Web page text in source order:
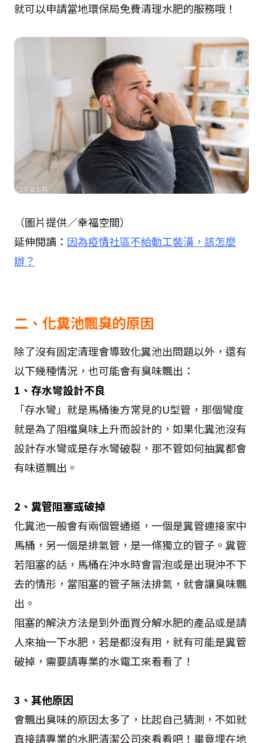
就可以申請當地環保局免費清理水肥的服務哦！
（圖片提供／幸福空間）
延伸閱讀： 因為疫情社區不給動工裝潢，該怎麼
辦？
二、化糞池飄臭的原因
除了沒有固定清理會導致化糞池出問題以外，還有
以下幾種情況，也可能會有臭味飄出：
1、存水彎設計不良
「存水彎」就是馬桶後方常見的U型管，那個彎度
就是為了阻檔臭味上升而設計的，如果化糞池沒有
設計存水彎或是存水彎破裂，那不管如何抽糞都會
有味道飄出。
2、糞管阻塞或破掉
化糞池一般會有兩個管通道，一個是糞管連接家中
馬桶，另一個是排氣管，是一條獨立的管子。糞管
若阻塞的話，馬桶在沖水時會冒泡或是出現沖不下
去的情形，當阻塞的管子無法排氣，就會讓臭味飄
出。
阻塞的解決方法是到外面買分解水肥的產品或是請
人來抽一下水肥，若是都沒有用，就有可能是糞管
破掉，需要請專業的水電工來看看了！
3、其他原因
會飄出臭味的原因太多了，比起自己猜測，不如就
直接請專業的水肥清潔公司來看看吧！畢竟埋在地